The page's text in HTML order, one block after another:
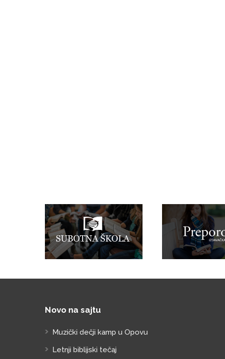
Novo na sajtu
Muzički dečji kamp u Opovu
Letnji biblijski tečaj